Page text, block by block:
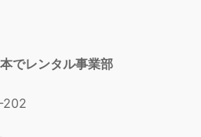
でレンタル事業部
202